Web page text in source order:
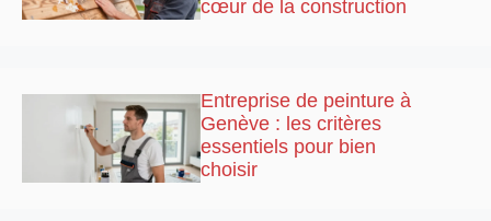
cœur de la construction
Entreprise de peinture à
Genève : les critères
essentiels pour bien
choisir